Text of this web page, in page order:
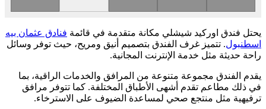
يحتل فندق اوركيد شيشلي مكانة متقدمة في قائمة فنادق عثمان بيه
اسطنبول. تتميز غرف الفندق بتصميم أنيق ومريح، حيث توفر وسائل
راحة حديثة مثل خدمة الإنترنت المجانية.
يقدم الفندق مجموعة متنوعة من المرافق والخدمات الراقية، بما
في ذلك مطاعم تقدم أشهى الأطباق المختلفة. كما تتوفر مرافق
ترفيهية مثل منتجع صحي لمساعدة الضيوف على الاسترخاء.